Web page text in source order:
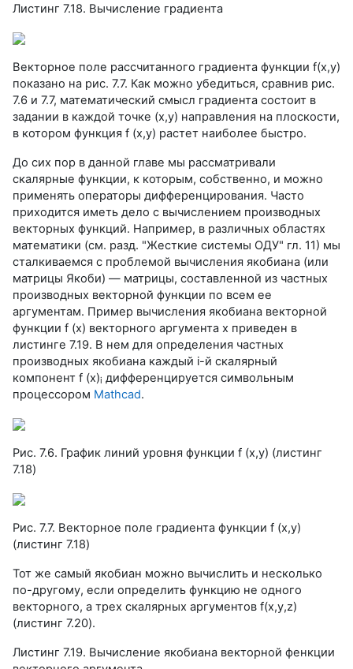
Листинг 7.18. Вычисление градиента
Векторное поле рассчитанного градиента функции f(x,y)
показано на рис. 7.7. Как можно убедиться, сравнив рис.
7.6 и 7.7, математический смысл градиента состоит в
задании в каждой точке (х,у) направления на плоскости,
в котором функция f (х,у) растет наиболее быстро.
До сих пор в данной главе мы рассматривали
скалярные функции, к которым, собственно, и можно
применять операторы дифференцирования. Часто
приходится иметь дело с вычислением производных
векторных функций. Например, в различных областях
математики (см. разд. "Жесткие системы ОДУ" гл. 11) мы
сталкиваемся с проблемой вычисления якобиана (или
матрицы Якоби) — матрицы, составленной из частных
производных векторной функции по всем ее
аргументам. Пример вычисления якобиана векторной
функции f (х) векторного аргумента х приведен в
листинге 7.19. В нем для определения частных
производных якобиана каждый i-й скалярный
компонент f (x)i дифференцируется символьным
процессором Mathcad.
Рис. 7.6. График линий уровня функции f (х,у) (листинг
7.18)
Рис. 7.7. Векторное поле градиента функции f (х,у)
(листинг 7.18)
Тот же самый якобиан можно вычислить и несколько
по-другому, если определить функцию не одного
векторного, а трех скалярных аргументов f(x,y,z)
(листинг 7.20).
Листинг 7.19. Вычисление якобиана векторной фенкции